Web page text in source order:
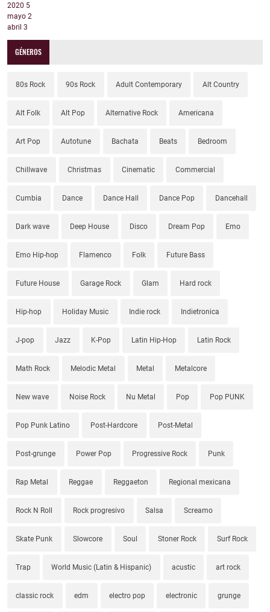
2020 5
mayo 2
abril 3
GÉNEROS
80s Rock 90s Rock Adult Contemporary Alt Country
Alt Folk Alt Pop Alternative Rock Americana
Art Pop Autotune Bachata Beats Bedroom
Chillwave Christmas Cinematic Commercial
Cumbia Dance Dance Hall Dance Pop Dancehall
Dark wave Deep House Disco Dream Pop Emo
Emo Hip-hop Flamenco Folk Future Bass
Future House Garage Rock Glam Hard rock
Hip-hop Holiday Music Indie rock Indietronica
J-pop Jazz K-Pop Latin Hip-Hop Latin Rock
Math Rock Melodic Metal Metal Metalcore
New wave Noise Rock Nu Metal Pop Pop PUNK
Pop Punk Latino Post-Hardcore Post-Metal
Post-grunge Power Pop Progressive Rock Punk
Rap Metal Reggae Reggaeton Regional mexicana
Rock N Roll Rock progresivo Salsa Screamo
Skate Punk Slowcore Soul Stoner Rock Surf Rock
Trap World Music (Latin & Hispanic) acustic art rock
classic rock edm electro pop electronic grunge